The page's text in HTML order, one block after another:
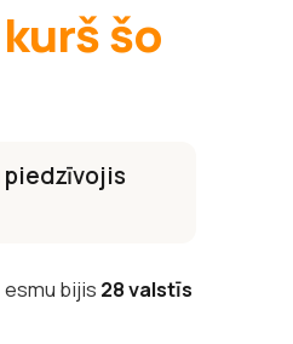
šo
piedzīvojis
bijis 28 valstīs